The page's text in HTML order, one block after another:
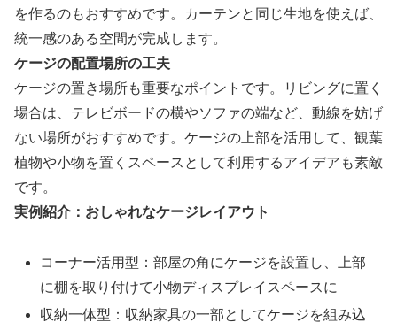
を作るのもおすすめです。カーテンと同じ生地を使えば、
統一感のある空間が完成します。
ケージの配置場所の工夫
ケージの置き場所も重要なポイントです。リビングに置く
場合は、テレビボードの横やソファの端など、動線を妨げ
ない場所がおすすめです。ケージの上部を活用して、観葉
植物や小物を置くスペースとして利用するアイデアも素敵
です。
実例紹介：おしゃれなケージレイアウト
コーナー活用型：部屋の角にケージを設置し、上部
に棚を取り付けて小物ディスプレイスペースに
収納一体型：収納家具の一部としてケージを組み込